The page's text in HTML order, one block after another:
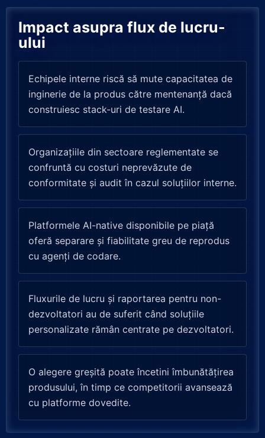
Impact asupra flux de lucru-
ului
Echipele interne riscă să mute capacitatea de
inginerie de la produs către mentenanță dacă
construiesc stack-uri de testare AI.
Organizațiile din sectoare reglementate se
confruntă cu costuri neprevăzute de
conformitate și audit în cazul soluțiilor interne.
Platformele AI-native disponibile pe piață
oferă separare și fiabilitate greu de reprodus
cu agenți de codare.
Fluxurile de lucru și raportarea pentru non-
dezvoltatori au de suferit când soluțiile
personalizate rămân centrate pe dezvoltatori.
O alegere greșită poate încetini îmbunătățirea
produsului, în timp ce competitorii avansează
cu platforme dovedite.